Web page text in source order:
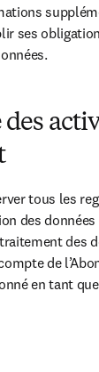
ses
des
tous les
des
des
de
en tant